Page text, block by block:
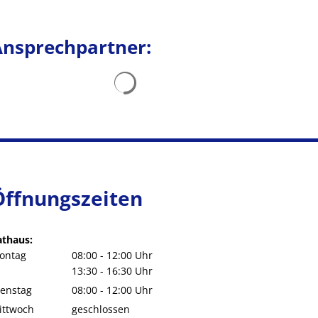
08:00 - 12:00 Uhr
Von 08:00 bis 12:00 Uhr
13:30 - 16:30 Uhr
Von 13:30 bis 16:30 Uhr
08:00 - 12:00 Uhr
Von 08:00 bis 12:00 Uhr
geschlossen